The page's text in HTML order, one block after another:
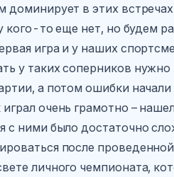
доминирует в этих
кого-то еще нет, но будем
игра и у наших
у таких соперников
а потом ошибки
играл очень грамотно –
с ними было достаточно
после
личного чемпионата,